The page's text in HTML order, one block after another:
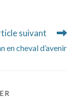
suivant
en cheval d’avenir